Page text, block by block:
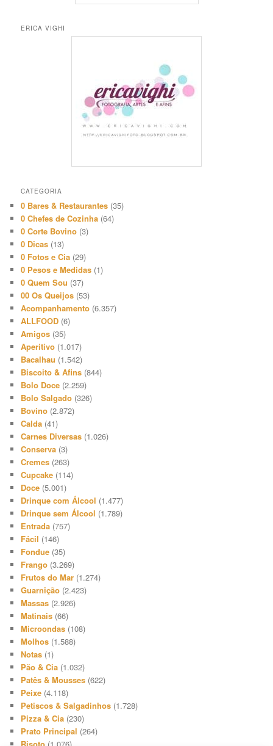
ERICA VIGHI
CATEGORIA
0 Bares & Restaurantes (35)
0 Chefes de Cozinha (64)
0 Corte Bovino (3)
0 Dicas (13)
0 Fotos e Cia (29)
0 Pesos e Medidas (1)
0 Quem Sou (37)
00 Os Queijos (53)
Acompanhamento (6.357)
ALLFOOD (6)
Amigos (35)
Aperitivo (1.017)
Bacalhau (1.542)
Biscoito & Afins (844)
Bolo Doce (2.259)
Bolo Salgado (326)
Bovino (2.872)
Calda (41)
Carnes Diversas (1.026)
Conserva (3)
Cremes (263)
Cupcake (114)
Doce (5.001)
Drinque com Álcool (1.477)
Drinque sem Álcool (1.789)
Entrada (757)
Fácil (146)
Fondue (35)
Frango (3.269)
Frutos do Mar (1.274)
Guarnição (2.423)
Massas (2.926)
Matinais (66)
Microondas (108)
Molhos (1.588)
Notas (1)
Pão & Cia (1.032)
Patês & Mousses (622)
Peixe (4.118)
Petiscos & Salgadinhos (1.728)
Pizza & Cia (230)
Prato Principal (264)